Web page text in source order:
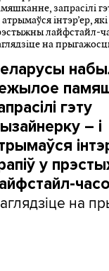
гэту
– і
у
на